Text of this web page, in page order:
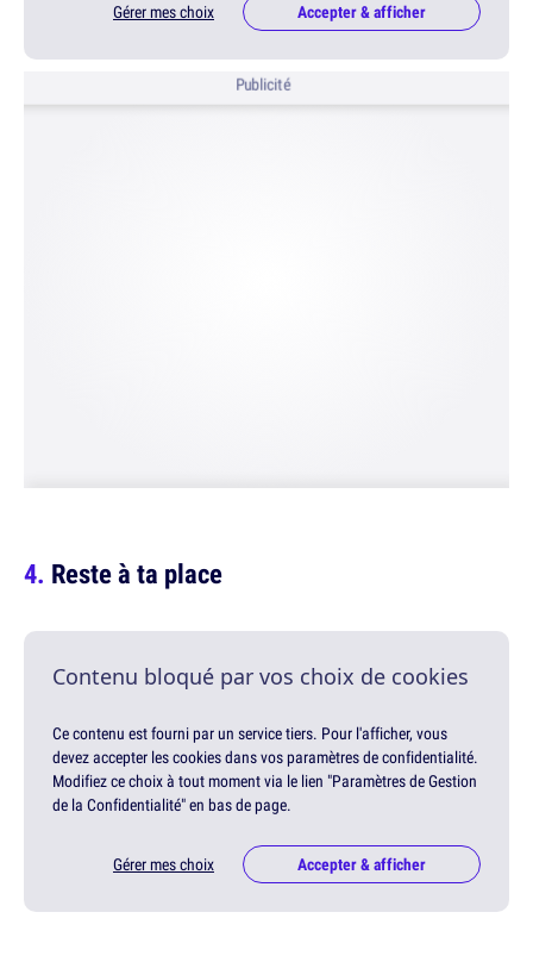
Gérer mes choix Accepter & afficher
Publicité
Reste à ta place
Contenu bloqué par vos choix de cookies
Ce contenu est fourni par un service tiers. Pour l'afficher, vous
devez accepter les cookies dans vos paramètres de confidentialité.
Modifiez ce choix à tout moment via le lien "Paramètres de Gestion
de la Confidentialité" en bas de page.
Gérer mes choix Accepter & afficher